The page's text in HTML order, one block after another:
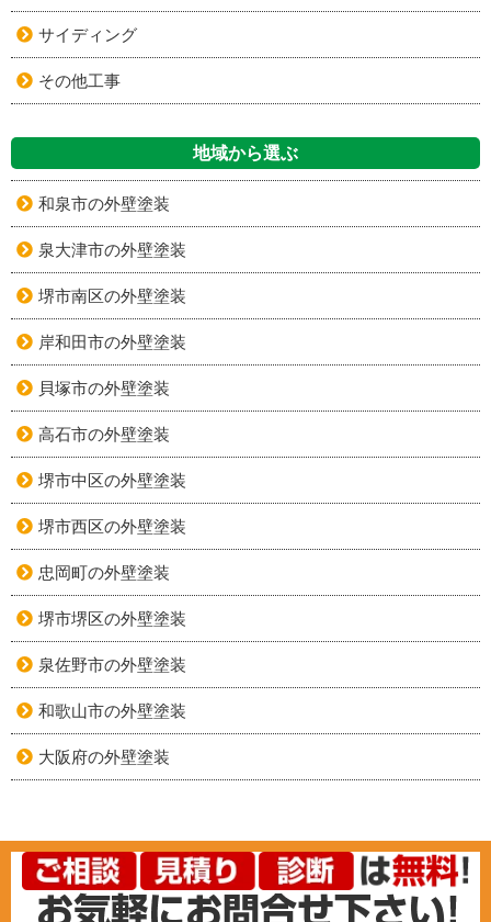
サイディング
その他工事
地域から選ぶ
和泉市の外壁塗装
泉大津市の外壁塗装
堺市南区の外壁塗装
岸和田市の外壁塗装
貝塚市の外壁塗装
高石市の外壁塗装
堺市中区の外壁塗装
堺市西区の外壁塗装
忠岡町の外壁塗装
堺市堺区の外壁塗装
泉佐野市の外壁塗装
和歌山市の外壁塗装
大阪府の外壁塗装